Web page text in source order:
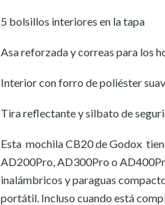
5 bolsillos interiores en la tapa
Asa reforzada y correas para los
Interior con forro de poliéster
Tira reflectante y silbato de
Esta mochila CB20 de Godox
AD200Pro, AD300Pro o
inalámbricos y paraguas
portátil. Incluso cuando está